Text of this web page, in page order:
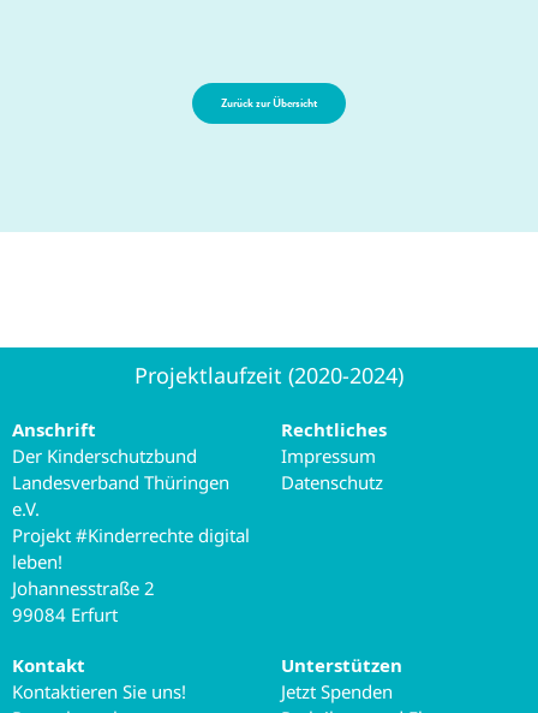
Zurück zur Übersicht
Projektlaufzeit (2020-2024)
Anschrift
Der Kinderschutzbund
Landesverband Thüringen
e.V.
Projekt #Kinderrechte digital
leben!
Johannesstraße 2
99084 Erfurt
Rechtliches
Impressum
Datenschutz
Kontakt
Kontaktieren Sie uns!
Unterstützen
Jetzt Spenden